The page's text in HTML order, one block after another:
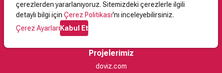
çerezlerden yararlanıyoruz. Sitemizdeki çerezlerle ilgili
detaylı bilgi için Çerez Politikası'nı inceleyebilirsiniz.
Çerez AyarlarıKabul Et
Destek
İletişimYardımKullanıcı Sözleşmesi
Projelerimiz
doviz.com